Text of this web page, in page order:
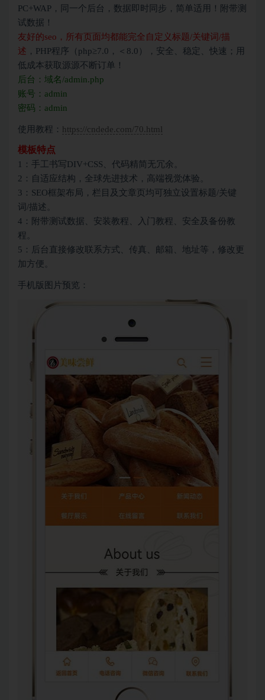
PC+WAP，同一个后台，数据即时同步，简单适用！附带测
试数据！
友好的seo，所有页面均都能完全自定义标题/关键词/描
述 ，PHP程序（php≥7.0，＜8.0），安全、稳定、快速；用
低成本获取源源不断订单！
后台：域名/admin.php
账号：admin
密码：admin
使用教程： https://cndede.com/70.html
模板特点
1：手工书写DIV+CSS、代码精简无冗余。
2：自适应结构，全球先进技术，高端视觉体验。
3：SEO框架布局，栏目及文章页均可独立设置标题/关键
词/描述。
4：附带测试数据、安装教程、入门教程、安全及备份教
程。
5：后台直接修改联系方式、传真、邮箱、地址等，修改更
加方便。
手机版图片预览：